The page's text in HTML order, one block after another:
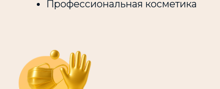
Закрытый клуб: Prof-club
профессионалов индустрии:
дипломированных врачей
косметологов, пластических
хирургов, руководителей клиник
и салонов с медицинской лицензией.